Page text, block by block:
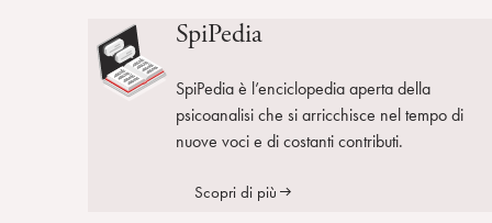
SpiPedia
SpiPedia è l’enciclopedia aperta della
psicoanalisi che si arricchisce nel tempo di
nuove voci e di costanti contributi.
Scopri di più